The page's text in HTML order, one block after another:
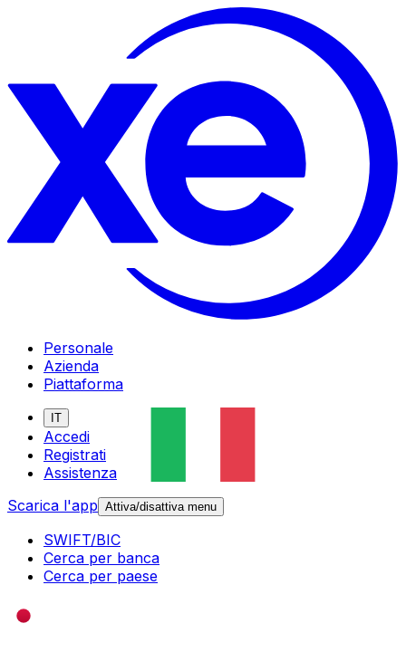
Personale
Azienda
Piattaforma
IT
Accedi
Registrati
Assistenza
Scarica l'app Attiva/disattiva menu
SWIFT/BIC
Cerca per banca
Cerca per paese